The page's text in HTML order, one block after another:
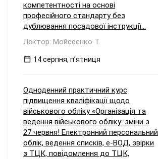
компетентності на основі
професійного стандарту без
дублювання посадової інструкції...
Лектор: Мойсеєнко Т.
14 серпня, пʼятниця
Одноденний практичний курс
підвищення кваліфікації щодо
військового обліку «Організація та
ведення військового обліку: зміни з
27 червня! Електронний персональний
облік, ведення списків, е-ВОД, звірки
з ТЦК, повідомлення до ТЦК,